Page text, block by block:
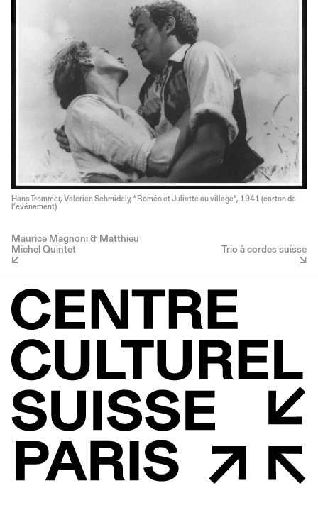
Hans Trommer, Valerien Schmidely, “Roméo et Juliette au village”, 1941 (carton de
l’événement)
Maurice Magnoni & Matthieu
Michel Quintet Trio à cordes suisse